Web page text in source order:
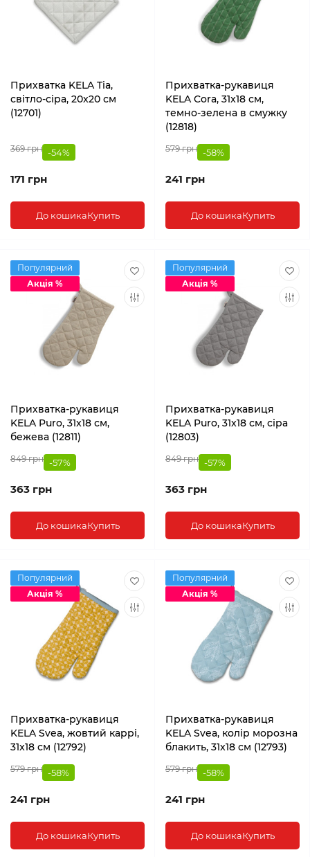
Прихватка KELA Tia,
світло-сіра, 20x20 см
(12701)
369 грн -54%
171 грн
До кошикаКупить
Прихватка-рукавиця
KELA Cora, 31x18 см,
темно-зелена в смужку
(12818)
579 грн -58%
241 грн
До кошикаКупить
Популярний
Акція %
Прихватка-рукавиця
KELA Puro, 31x18 см,
бежева (12811)
849 грн -57%
363 грн
До кошикаКупить
Популярний
Акція %
Прихватка-рукавиця
KELA Puro, 31x18 см, сіра
(12803)
849 грн -57%
363 грн
До кошикаКупить
Популярний
Акція %
Прихватка-рукавиця
KELA Svea, жовтий каррі,
31x18 см (12792)
579 грн -58%
241 грн
До кошикаКупить
Популярний
Акція %
Прихватка-рукавиця
KELA Svea, колір морозна
блакить, 31x18 см (12793)
579 грн -58%
241 грн
До кошикаКупить